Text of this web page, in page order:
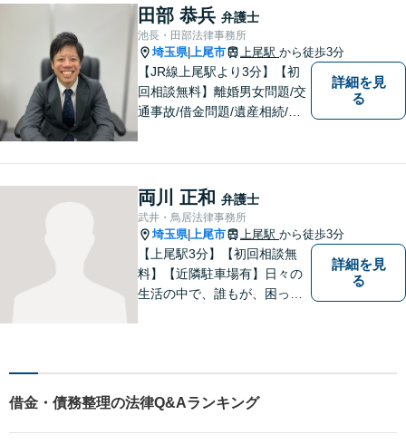
談ください【相続】税理士や
司法書士などと連携し、複雑
な案件も対応。【狭山市駅4
分】
田部 恭兵 弁護士
池長・田部法律事務所
埼玉県| 上尾市 上尾駅 から徒歩3分
【JR線上尾駅より3分】【初
回相談無料】離婚男女問題/交
通事故/借金問題/遺産相続/債
に無料相談を時間を区切らず
に設けております。ぜひ、お
気軽にご相談ください。
詳細を見
る
両川 正和 弁護士
武井・鳥居法律事務所
埼玉県| 上尾市 上尾駅 から徒歩3分
【上尾駅3分】【初回相談無
料】【近隣駐車場有】日々の
生活の中で、誰もが、困っ
なってしまうことがあると思
います。そんな時は、お気軽
に私にご相談ください。
詳細を見
る
借金・債務整理の法律Q&Aランキング